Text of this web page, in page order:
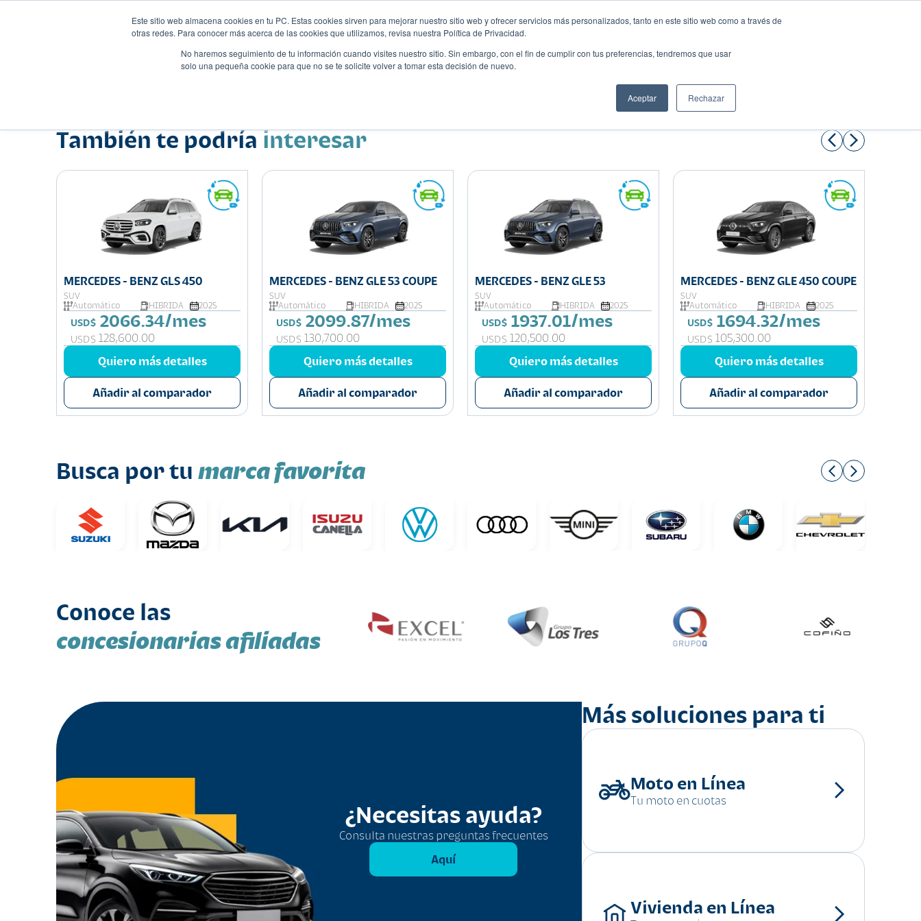
Este sitio web almacena cookies en tu PC. Estas cookies sirven para mejorar nuestro sitio web y ofrecer servicios más personalizados, tanto en este sitio web como a través de
otras redes. Para conocer más acerca de las cookies que utilizamos, revisa nuestra Política de Privacidad.
No haremos seguimiento de tu información cuando visites nuestro sitio. Sin embargo, con el fin de cumplir con tus preferencias, tendremos que usar
solo una pequeña cookie para que no se te solicite volver a tomar esta decisión de nuevo.
Aceptar Rechazar
Compartir:
También te podría interesar
MERCEDES - BENZ GLS 450
SUV
Automático
HIBRIDA 2025
USD$ 2066.34/mes
USD$ 128,600.00
Quiero más detalles
Añadir al comparador
MERCEDES - BENZ GLE 53 COUPE
SUV
Automático
HIBRIDA 2025
USD$ 2099.87/mes
USD$ 130,700.00
Quiero más detalles
Añadir al comparador
MERCEDES - BENZ GLE 53
SUV
Automático
HIBRIDA 2025
USD$ 1937.01/mes
USD$ 120,500.00
Quiero más detalles
Añadir al comparador
MERCEDES - BENZ GLE 450 COUPE
SUV
Automático
HIBRIDA 2025
USD$ 1694.32/mes
USD$ 105,300.00
Quiero más detalles
Añadir al comparador
Busca por tu marca favorita
Conoce las
concesionarias afiliadas
¿Necesitas ayuda?
Consulta nuestras preguntas frecuentes
Aquí
Más soluciones para ti
Moto en Línea
Tu moto en cuotas
Vivienda en Línea